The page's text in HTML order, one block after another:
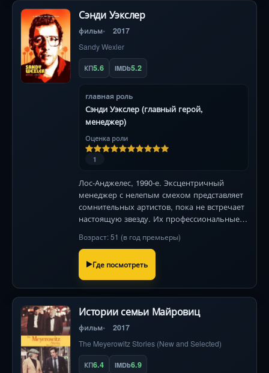
Сэнди Уэкслер
фильм 2017
Sandy Wexler
КП5.6 IMDb5.2
главная роль
Сэнди Уэкслер (главный герой,
менеджер)
Оценка роли
1
Лос-Анджелес, 1990-е. Эксцентричный
менеджер с нелепым смехом представляет
сомнительных артистов, пока не встречает
настоящую звезду. Их профессиональные
чувство, меняя всё.
Возраст: 51 (в год премьеры)
Где посмотреть
Истории семьи Майровиц
фильм 2017
The Meyerowitz Stories (New and Selected)
КП6.4 IMDb6.9